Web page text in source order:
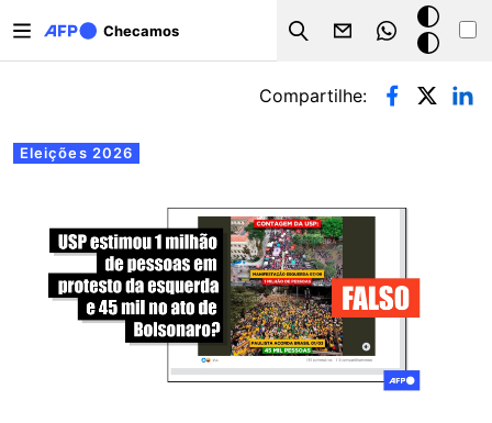
Checamos
Search
Modo
escuro
Abas primárias
Eleições 2026
Compartilhe: